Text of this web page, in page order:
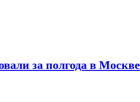
за полгода в Москве